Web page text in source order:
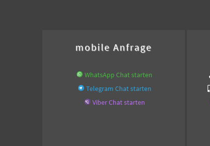
mobile Anfrage
WhatsApp Chat starten
Telegram Chat starten
Viber Chat starten